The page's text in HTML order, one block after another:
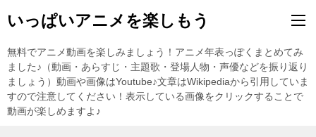
いっぱいアニメを楽しもう
無料でアニメ動画を楽しみましょう！アニメ年表っぽくまとめてみ
ました♪（動画・あらすじ・主題歌・登場人物・声優などを振り返り
ましょう）動画や画像はYoutube♪文章はWikipediaから引用していま
すので注意してください！表示している画像をクリックすることで
動画が楽しめますよ♪